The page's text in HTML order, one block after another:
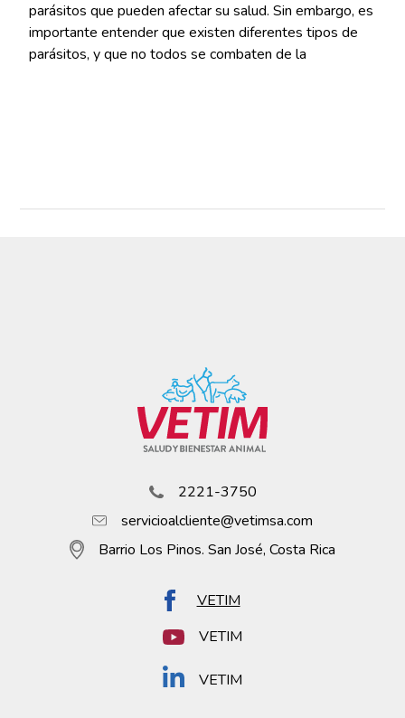
parásitos que pueden afectar su salud. Sin embargo, es
importante entender que existen diferentes tipos de
parásitos, y que no todos se combaten de la
2221-3750
servicioalcliente@vetimsa.com
Barrio Los Pinos. San José, Costa Rica
VETIM
VETIM
VETIM